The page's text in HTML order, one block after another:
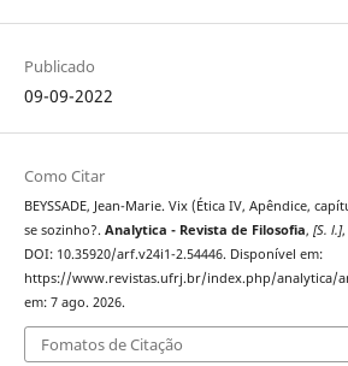
Publicado
09-09-2022
Como Citar
BEYSSADE, Jean-Marie. Vix (Ética IV, Apêndice,
se sozinho?. Analytica - Revista de Filosofia, [S. l.],
DOI: 10.35920/arf.v24i1-2.54446. Disponível em:
https://www.revistas.ufrj.br/index.php/analytica/
em: 7 ago. 2026.
Fomatos de Citação